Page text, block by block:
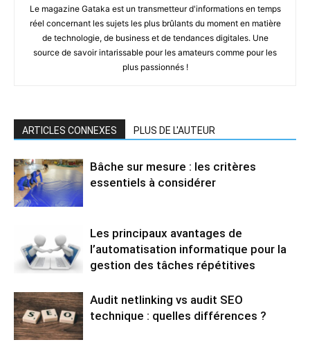
Le magazine Gataka est un transmetteur d'informations en temps
réel concernant les sujets les plus brûlants du moment en matière
de technologie, de business et de tendances digitales. Une
source de savoir intarissable pour les amateurs comme pour les
plus passionnés !
ARTICLES CONNEXES PLUS DE L'AUTEUR
Bâche sur mesure : les critères
essentiels à considérer
Les principaux avantages de
l’automatisation informatique pour la
gestion des tâches répétitives
Audit netlinking vs audit SEO
technique : quelles différences ?